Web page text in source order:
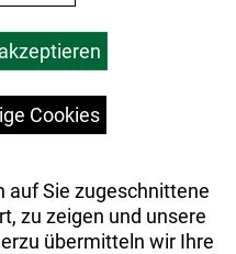
M8100, langer Käfig
12fach
Cookies
auf Sie zugeschnittene
zu zeigen und unsere
übermitteln wir Ihre